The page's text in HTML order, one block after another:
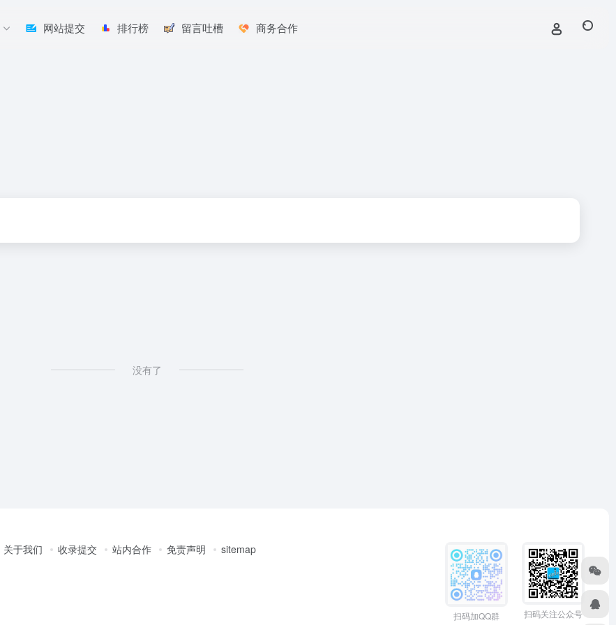
网站提交 排行榜 留言吐槽 商务合作
没有了
关于我们 收录提交 站内合作 免责声明 sitemap
扫码加QQ群 扫码关注公众号